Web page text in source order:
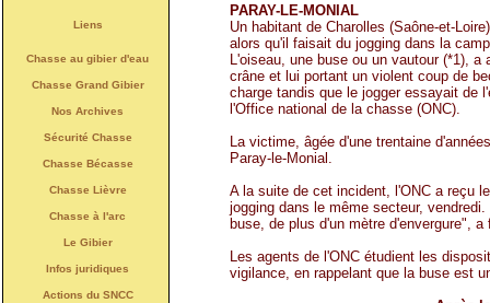
Liens
Chasse au gibier d'eau
Chasse Grand Gibier
Nos Archives
Sécurité Chasse
Chasse Bécasse
Chasse Lièvre
Chasse à l'arc
Le Gibier
Infos juridiques
Actions du SNCC
PARAY-LE-MONIAL
Un habitant de Charolles (Saône-et-
alors qu'il faisait du jogging dans la
L'oiseau, une buse ou un vautour (*1),
crâne et lui portant un violent coup de
charge tandis que le jogger essayait de
l'Office national de la chasse (ONC).
La victime, âgée d'une trentaine
Paray-le-Monial.
A la suite de cet incident, l'ONC a reçu
jogging dans le même secteur,
buse, de plus d'un mètre d'envergure",
Les agents de l'ONC étudient les
vigilance, en rappelant que la buse est